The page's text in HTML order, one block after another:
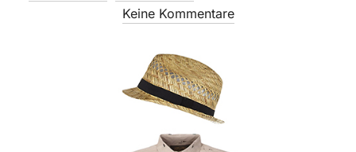
am
Keine Kommentare